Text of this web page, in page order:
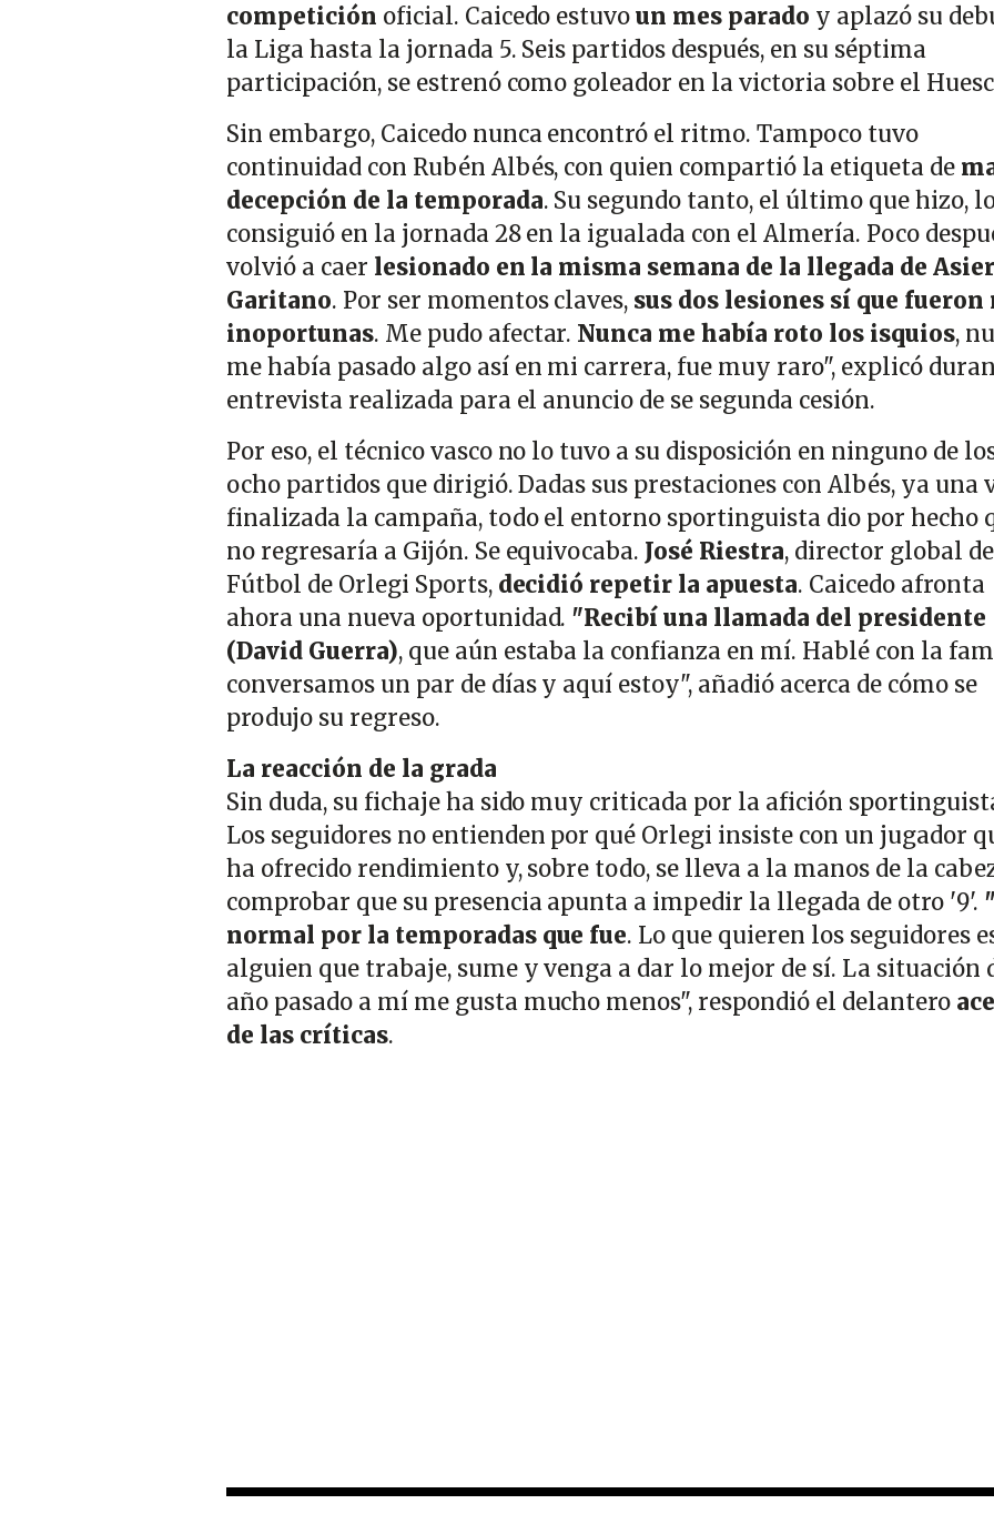
competición oficial. Caicedo estuvoun mes parado y aplazó su
la Liga hasta la jornada 5. Seis partidos después, en su séptima
participación, se estrenó como goleador en la victoria sobre el
Sin embargo, Caicedo nunca encontró el ritmo. Tampoco tuvo
continuidad con Rubén Albés, con quien compartió la etiqueta de
decepción de la temporada. Su segundo tanto, el último que hizo,
consiguió en la jornada 28 en la igualada con el Almería. Poco
volvió a caer lesionado en la misma semana de la llegada de Asier
Garitano. Por ser momentos claves, sus dos lesiones sí que fueron
inoportunas. Me pudo afectar. Nunca me había roto los isquios,
me había pasado algo así en mi carrera, fue muy raro", explicó
entrevista realizada para el anuncio de se segunda cesión.
Por eso, el técnico vasco no lo tuvo a su disposición en ninguno de
ocho partidos que dirigió. Dadas sus prestaciones con Albés, ya una
finalizada la campaña, todo el entorno sportinguista dio por hecho
no regresaría a Gijón. Se equivocaba. José Riestra, director global de
Fútbol de Orlegi Sports, decidió repetir la apuesta. Caicedo afronta
ahora una nueva oportunidad. "Recibí una llamada del presidente
(David Guerra), que aún estaba la confianza en mí. Hablé con la
conversamos un par de días y aquí estoy", añadió acerca de cómo se
produjo su regreso.
La reacción de la grada
Sin duda, su fichaje ha sido muy criticada por la afición
Los seguidores no entienden por qué Orlegi insiste con un jugador
ha ofrecido rendimiento y, sobre todo, se lleva a la manos de la
comprobar que su presencia apunta a impedir la llegada de otro '9'.
normal por la temporadas que fue. Lo que quieren los seguidores
alguien que trabaje, sume y venga a dar lo mejor de sí. La situación
año pasado a mí me gusta mucho menos", respondió el delantero
de las críticas.